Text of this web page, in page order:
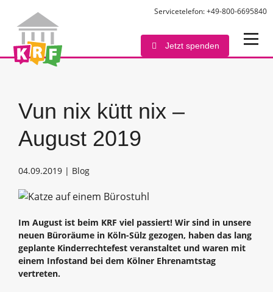
Servicetelefon: +49-800-6695840
Jetzt spenden
Vun nix kütt nix –
August 2019
04.09.2019 | Blog
Im August ist beim KRF viel passiert! Wir sind in unsere
neuen Büroräume in Köln-Sülz gezogen, haben das lang
geplante Kinderrechtefest veranstaltet und waren mit
einem Infostand bei dem Kölner Ehrenamtstag
vertreten.